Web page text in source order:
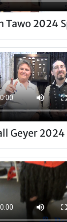
Tawo 2024
Geyer